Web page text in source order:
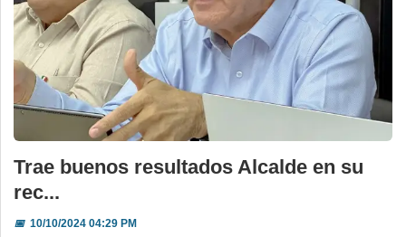
Trae buenos resultados Alcalde en su
rec...
📅10/10/2024 04:29 PM